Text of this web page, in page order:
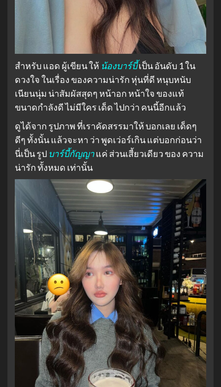
สำหรับ แอด ผู้เขียน ให้ น้องบาร์บี้เป็น อันดับ 1 ใน
ดวงใจ ในเรื่อง ของความน่ารัก หุ่นที่ดี หนุบหนับ
เนียนนุ่ม น่าสัมผัสสุดๆ หน้าอก หน้าใจ ของแท้
ขนาดกำลังดี ไม่มีใคร เด็ด ไปกว่า คนนี้อีกแล้ว
ดูได้จาก รูปภาพ ที่เราคัดสรรมาให้ บอกเลย เด็ดๆ
ดีๆ ทั้งนั้น แล้วจะหา ว่า พูดเว่อร์เกิน แต่บอกก่อนว่า
นี่เป็น รูป บาร์บี้กัญญาแค่ ส่วนเสี้ยวเดียว ของ ความ
น่ารัก ทั้งหมด เท่านั้น